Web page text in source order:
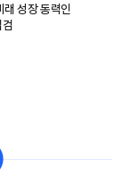
래 성장 동력인